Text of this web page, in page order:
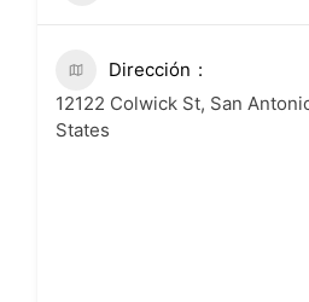
Dirección
12122 Colwick St, San
States